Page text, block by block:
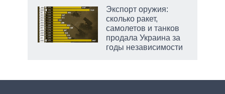
Экспорт оружия:
сколько ракет,
самолетов и танков
продала Украина за
годы независимости